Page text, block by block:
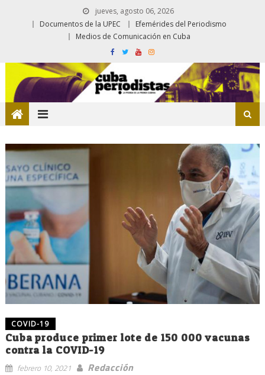
jueves, agosto 06, 2026
Documentos de la UPEC
Efemérides del Periodismo
Medios de Comunicación en Cuba
COVID-19
Cuba produce primer lote de 150 000 vacunas
contra la COVID-19
febrero 10, 2021
Redacción